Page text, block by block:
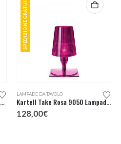
Lampadina LED E14 Oliva Filamento
SPEDIZIONE GRATUITA
LAMPADE DA TAVOLO
Kartell Take Rosa 9050 Lampada Tavolo
128,00€